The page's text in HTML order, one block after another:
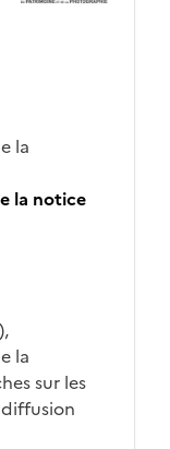
la
la notice
la
sur les